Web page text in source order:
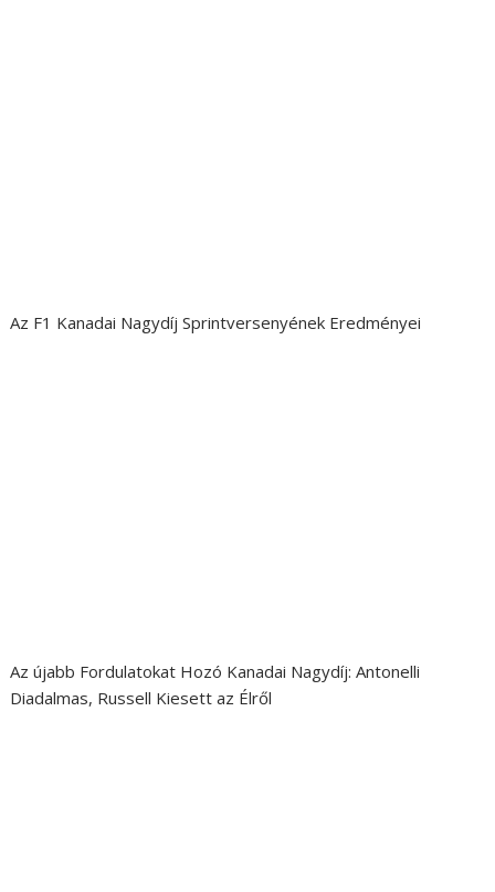
Az F1 Kanadai Nagydíj Sprintversenyének Eredményei
Az újabb Fordulatokat Hozó Kanadai Nagydíj: Antonelli
Diadalmas, Russell Kiesett az Élről